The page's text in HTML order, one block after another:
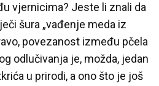
vjernicima? Jeste li znali da
šura „vađenje meda iz
povezanost između pčela
odlučivanja je, možda, jedan
u prirodi, a ono što je još